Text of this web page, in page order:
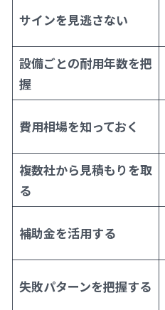
サインを見逃さない
設備ごとの耐用年数を把
握
費用相場を知っておく
複数社から見積もりを取
る
補助金を活用する
失敗パターンを把握する